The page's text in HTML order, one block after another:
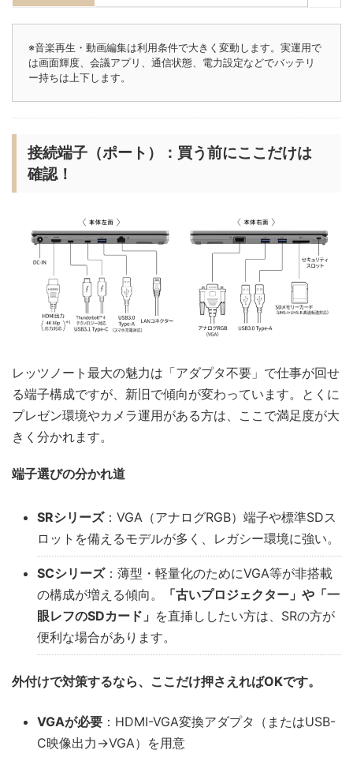
※音楽再生・動画編集は利用条件で大きく変動します。実運用で
は画面輝度、会議アプリ、通信状態、電力設定などでバッテリ
ー持ちは上下します。
接続端子（ポート）：買う前にここだけは
確認！
レッツノート最大の魅力は「アダプタ不要」で仕事が回せ
る端子構成ですが、新旧で傾向が変わっています。とくに
プレゼン環境やカメラ運用がある方は、ここで満足度が大
きく分かれます。
端子選びの分かれ道
SRシリーズ：VGA（アナログRGB）端子や標準SDス
ロットを備えるモデルが多く、レガシー環境に強い。
SCシリーズ：薄型・軽量化のためにVGA等が非搭載
の構成が増える傾向。
「古いプロジェクター」や「一
眼レフのSDカード」 を直挿ししたい方は、SRの方が
便利な場合があります。
外付けで対策するなら、ここだけ押さえればOKです。
VGAが必要 ：HDMI-VGA変換アダプタ（またはUSB-
C映像出力→VGA）を用意